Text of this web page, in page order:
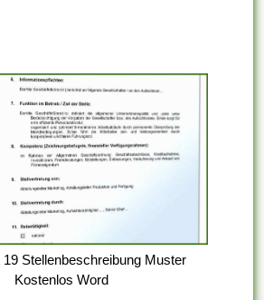
Stellenbeschreibung Muster
Kostenlos Word